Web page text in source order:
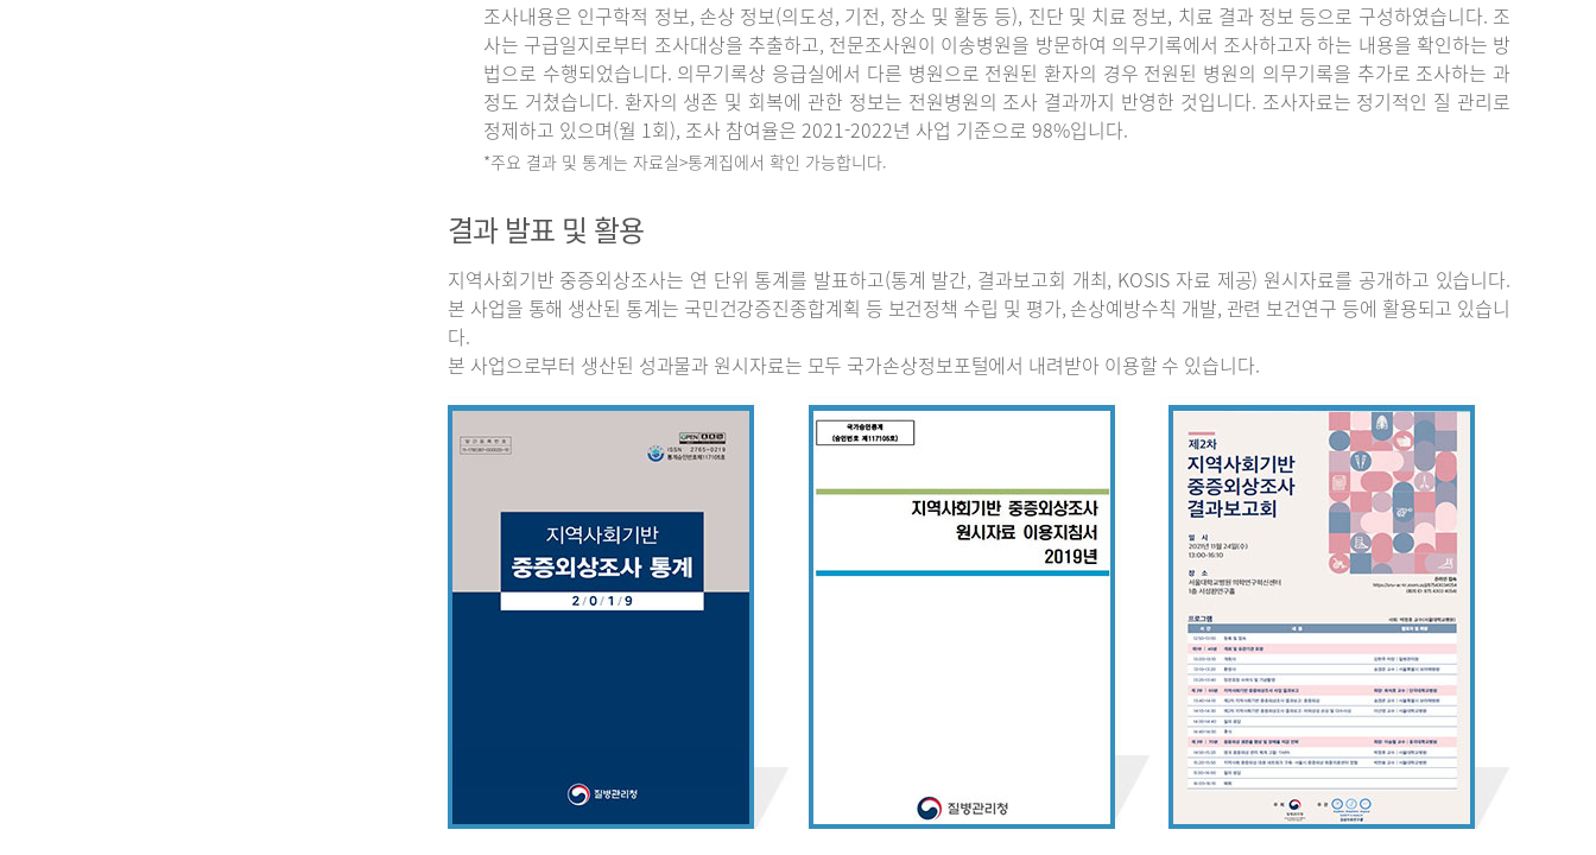
조사내용은 인구학적 정보, 손상 정보(의도성, 기전, 장소 및 활동 등), 진단 및 치료 정보, 치료 결과 정보 등으로 구성하였습니다. 조
사는 구급일지로부터 조사대상을 추출하고, 전문조사원이 이송병원을 방문하여 의무기록에서 조사하고자 하는 내용을 확인하는 방
법으로 수행되었습니다. 의무기록상 응급실에서 다른 병원으로 전원된 환자의 경우 전원된 병원의 의무기록을 추가로 조사하는 과
정도 거쳤습니다. 환자의 생존 및 회복에 관한 정보는 전원병원의 조사 결과까지 반영한 것입니다. 조사자료는 정기적인 질 관리로
정제하고 있으며(월 1회), 조사 참여율은 2021-2022년 사업 기준으로 98%입니다.
*주요 결과 및 통계는 자료실>통계집에서 확인 가능합니다.
결과 발표 및 활용
지역사회기반 중증외상조사는 연 단위 통계를 발표하고(통계 발간, 결과보고회 개최, KOSIS 자료 제공) 원시자료를 공개하고 있습니다.
본 사업을 통해 생산된 통계는 국민건강증진종합계획 등 보건정책 수립 및 평가, 손상예방수칙 개발, 관련 보건연구 등에 활용되고 있습니
다.
본 사업으로부터 생산된 성과물과 원시자료는 모두 국가손상정보포털에서 내려받아 이용할 수 있습니다.